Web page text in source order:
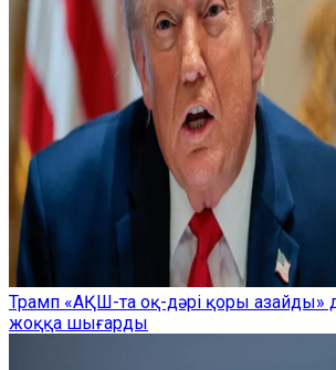
Трамп «АҚШ-та оқ-дәрі қоры азайды»
жоққа шығарды